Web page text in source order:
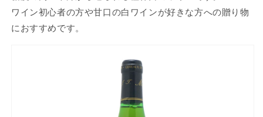
ワイン初心者の方や甘口の白ワインが好きな方への贈り物
におすすめです。